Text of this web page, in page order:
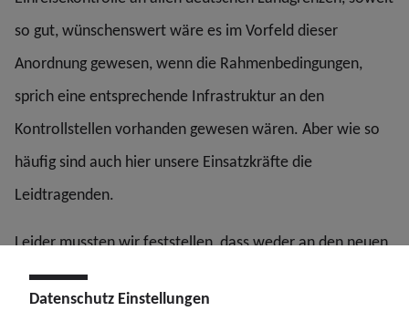
so gut, wünschenswert wäre es im Vorfeld dieser
Anordnung gewesen, wenn die Rahmenbedingungen,
sprich eine entsprechende Infrastruktur an den
Kontrollstellen vorhanden gewesen wären. Aber wie so
häufig sind auch hier unsere Einsatzkräfte die
Leidtragenden.
Leider mussten wir feststellen, dass weder an den neuen
Örtlichkeiten, noch an vielen schon seit Monaten
betriebenen Kontrollstellen, entsprechendes Material
Datenschutz Einstellungen